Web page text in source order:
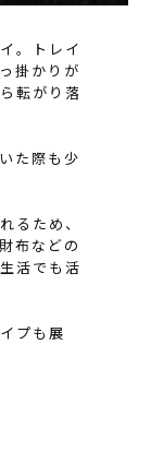
。トレイ
掛かりが
転がり落
た際も少
るため、
布などの
活でも活
プも展